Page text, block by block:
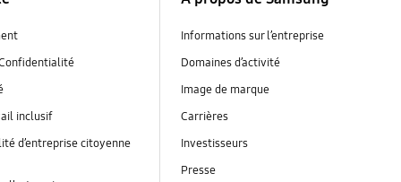
inclusif
d’entreprise citoyenne
Informations sur l’entreprise
Domaines d’activité
Image de marque
Carrières
Investisseurs
Presse